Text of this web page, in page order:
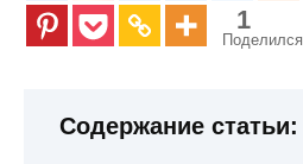
1
Поделился
Содержание статьи: